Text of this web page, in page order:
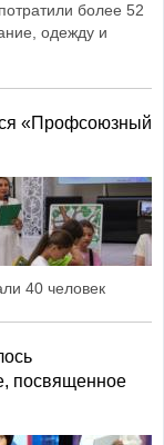
более 52
одежду и
«Профсоюзный
40 человек
посвященное